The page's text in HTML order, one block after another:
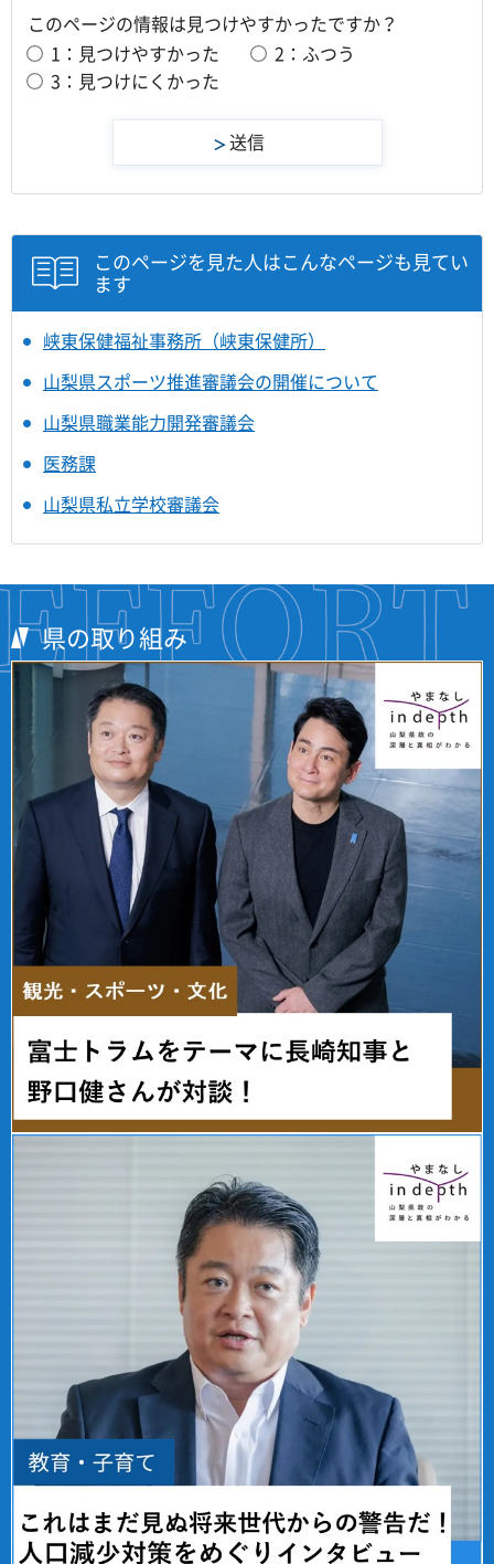
このページの情報は見つけやすかったですか？
1：見つけやすかった
2：ふつう
3：見つけにくかった
このページを見た人はこんなページも見てい
ます
峡東保健福祉事務所（峡東保健所）
山梨県スポーツ推進審議会の開催について
山梨県職業能力開発審議会
医務課
山梨県私立学校審議会
県の取り組み